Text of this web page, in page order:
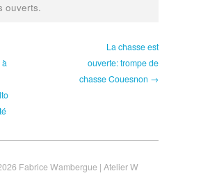
ouverts.
à
La chasse est
ouverte: trompe de
chasse Couesnon →
Fabrice Wambergue | Atelier W